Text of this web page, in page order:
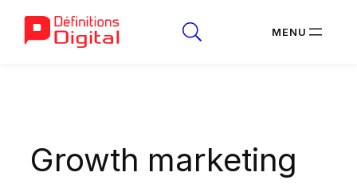
Growth marketing